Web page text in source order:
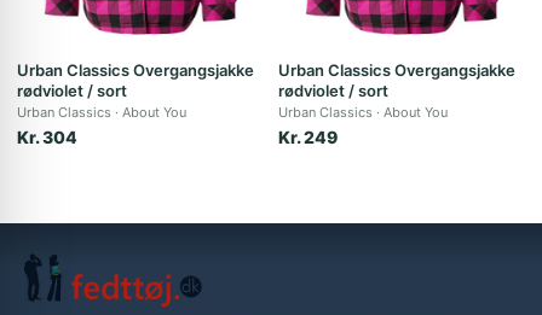
Urban Classics Overgangsjakke
rødviolet / sort
Urban Classics About You
Kr. 304
Urban Classics Overgangsjakke
rødviolet / sort
Urban Classics About You
Kr. 249